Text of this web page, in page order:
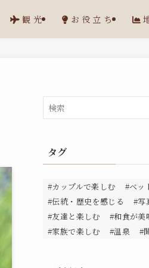
観光 お役立ち
タグ
#カップルで楽しむ
#ベッ
#伝統・歴史を感じる
#写
#友達と楽しむ
#和食が美
#家族で楽しむ
#温泉 #